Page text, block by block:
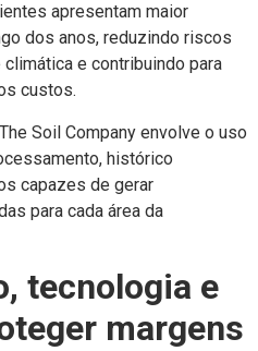
apresentam maior
dos anos, reduzindo riscos
e contribuindo para
custos.
Soil Company envolve o uso
histórico
capazes de gerar
para cada área da
tecnologia e
margens